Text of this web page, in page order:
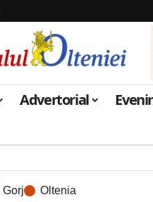
Advertorial
Gorj Oltenia